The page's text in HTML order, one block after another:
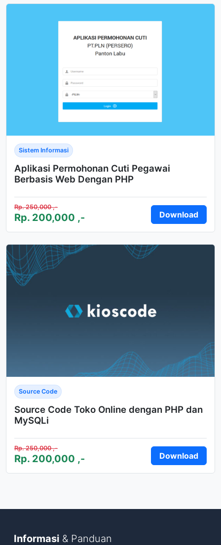
Sistem Informasi
Aplikasi Permohonan Cuti Pegawai
Berbasis Web Dengan PHP
Rp. 250,000 ,-
Rp. 200,000 ,- Download
Source Code
Source Code Toko Online dengan PHP dan
MySQLi
Rp. 250,000 ,-
Rp. 200,000 ,- Download
Informasi & Panduan